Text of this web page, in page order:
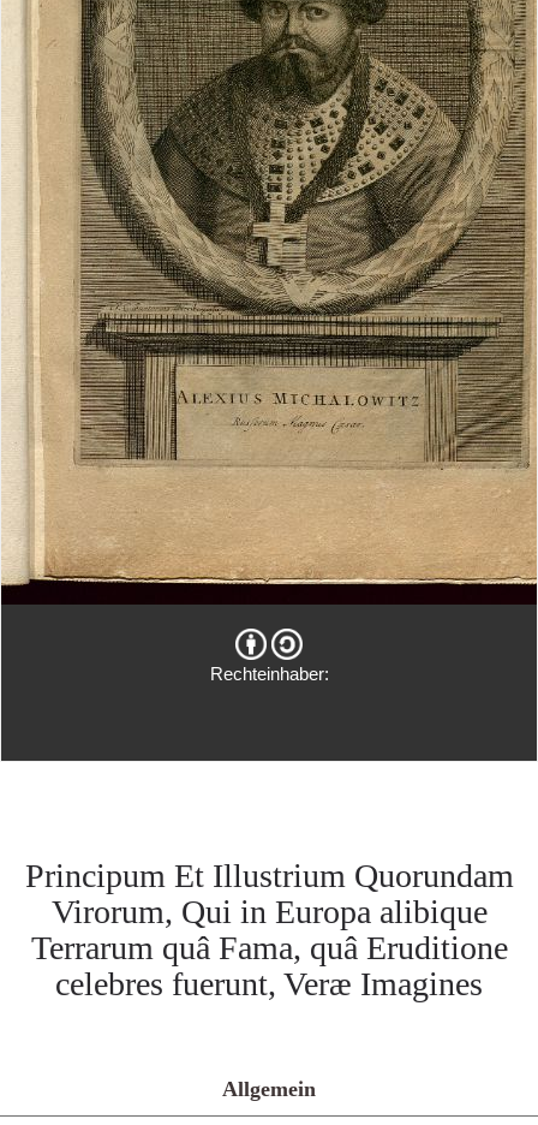
Rechteinhaber:
Principum Et Illustrium Quorundam
Virorum, Qui in Europa alibique
Terrarum quâ Fama, quâ Eruditione
celebres fuerunt, Veræ Imagines
Allgemein